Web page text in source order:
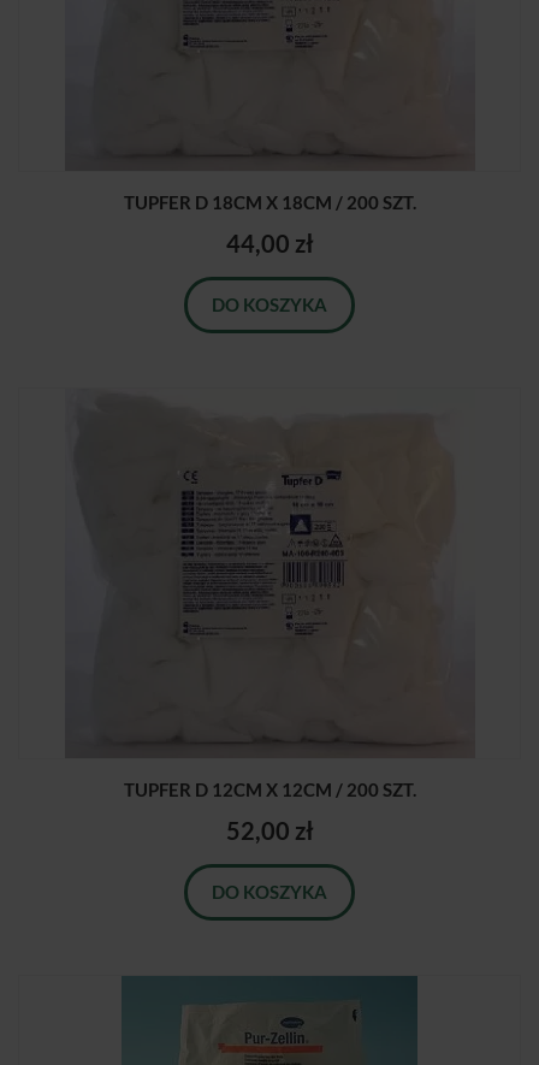
TUPFER D 18CM X 18CM / 200 SZT.
44,00 zł
DO KOSZYKA
TUPFER D 12CM X 12CM / 200 SZT.
52,00 zł
DO KOSZYKA